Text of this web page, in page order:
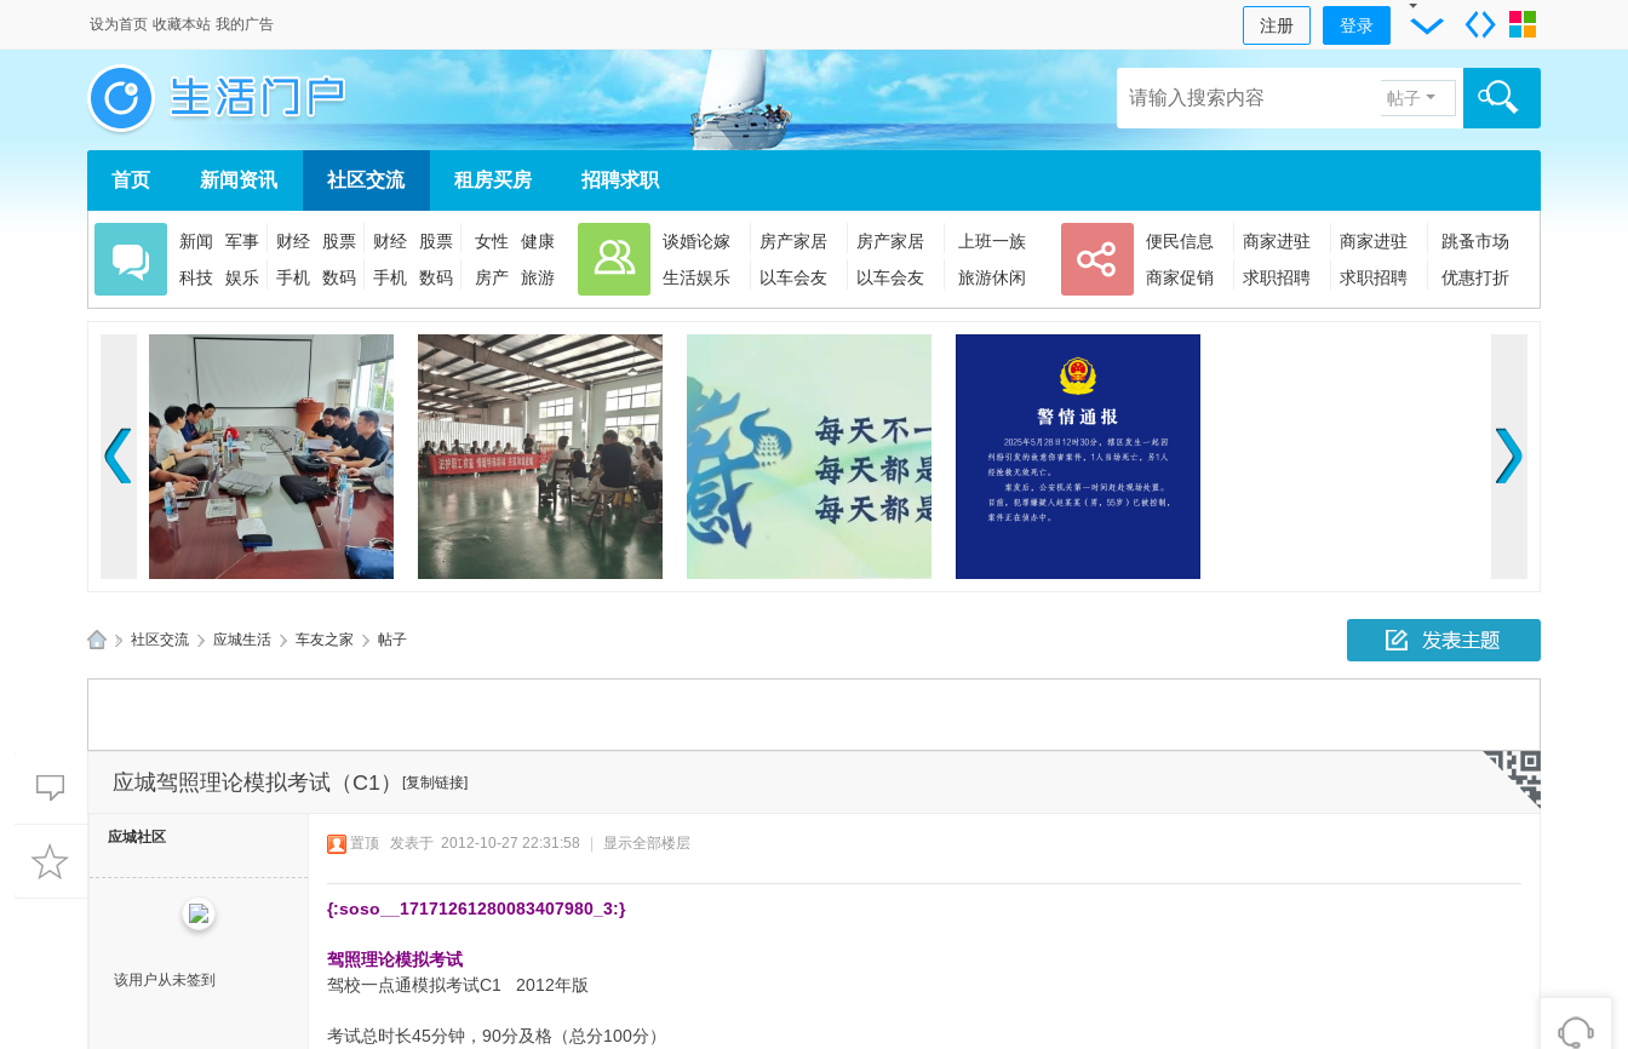
设为首页 收藏本站 我的广告 注册 登录
帖子
首页 新闻资讯 社区交流 租房买房 招聘求职
新闻 军事 财经 股票 财经 股票 女性
健康
科技
娱乐 手机 数码 手机 数码 房产 旅游
谈婚论嫁 房产家居 房产家居
上班一族
生活娱乐
以车会友 以车会友 旅游休闲
便民信息 商家进驻 商家进驻
跳蚤市场
商家促销
求职招聘 求职招聘 优惠打折
孝感应城两地应急管理部门精
应
» 社区交流 › 应城生活 › 车友之家 › 帖子
应城驾照理论模拟考试（C1） [复制链接]
应城社区
该用户从未签到
置顶 发表于 2012-10-27 22:31:58 显示全部楼层
{:soso__17171261280083407980_3:}
驾照理论模拟考试
驾校一点通模拟考试C1 2012年版
考试总时长45分钟，90分及格（总分100分）